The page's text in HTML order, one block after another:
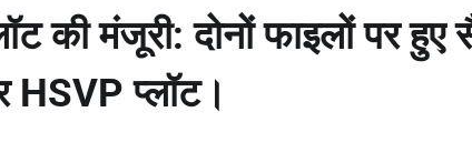
की मंजूरी: दोनों फाइलों पर हुए
HSVP प्लॉट।